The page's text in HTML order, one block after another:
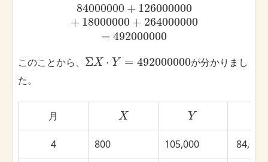
84000000 + 126000000
+ 18000000 + 264000000
= 492000000
このことから、 ΣX ⋅ Y = 492000000が分かりまし
た。
月 X Y
4 800 105,000